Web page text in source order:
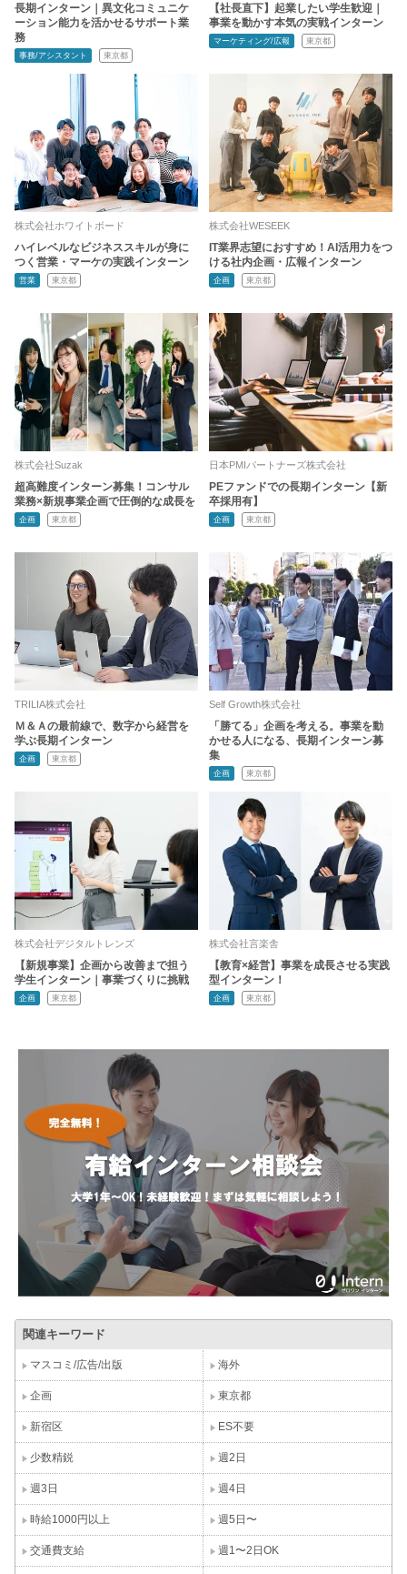
長期インターン｜異文化コミュニケ
ーション能力を活かせるサポート業
務
事務/アシスタント 東京都
【社長直下】起業したい学生歓迎｜
事業を動かす本気の実戦インターン
マーケティング/広報 東京都
株式会社ホワイトボード
ハイレベルなビジネススキルが身に
つく営業・マーケの実践インターン
営業 東京都
株式会社WESEEK
IT業界志望におすすめ！AI活用力をつ
ける社内企画・広報インターン
企画 東京都
株式会社Suzak
超高難度インターン募集！コンサル
業務×新規事業企画で圧倒的な成長を
企画 東京都
日本PMIパートナーズ株式会社
PEファンドでの長期インターン【新
卒採用有】
企画 東京都
TRILIA株式会社
Ｍ＆Ａの最前線で、数字から経営を
学ぶ長期インターン
企画 東京都
Self Growth株式会社
「勝てる」企画を考える。事業を動
かせる人になる、長期インターン募
集
企画 東京都
株式会社デジタルトレンズ
【新規事業】企画から改善まで担う
学生インターン｜事業づくりに挑戦
企画 東京都
株式会社言楽舎
【教育×経営】事業を成長させる実践
型インターン！
企画 東京都
関連キーワード
マスコミ/広告/出版 海外
企画 東京都
新宿区 ES不要
少数精鋭 週2日
週3日 週4日
時給1000円以上 週5日〜
交通費支給 週1〜2日OK